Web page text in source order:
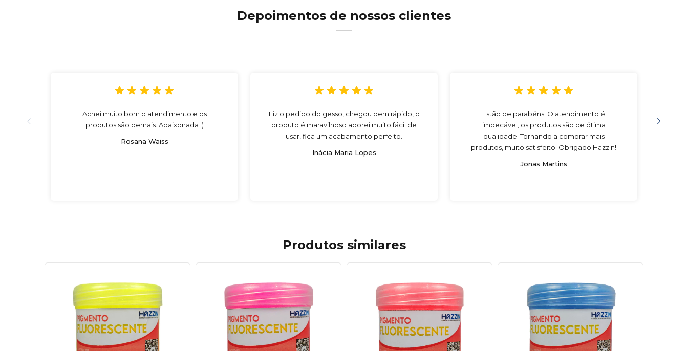
Depoimentos de nossos clientes
Achei muito bom o atendimento e os
produtos são demais. Apaixonada :)
Rosana Waiss
Fiz o pedido do gesso, chegou bem rápido, o
produto é maravilhoso adorei muito fácil de
usar, fica um acabamento perfeito.
Inácia Maria Lopes
Estão de parabéns! O atendimento é
impecável, os produtos são de ótima
qualidade. Tornando a comprar mais
produtos, muito satisfeito. Obrigado Hazzin!
Jonas Martins
Produtos similares